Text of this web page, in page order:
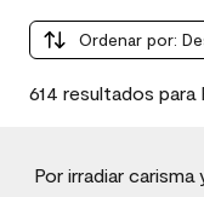
Ordenar por:
614 resultados para
Por irradiar carisma